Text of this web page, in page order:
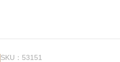
SKU： 53151